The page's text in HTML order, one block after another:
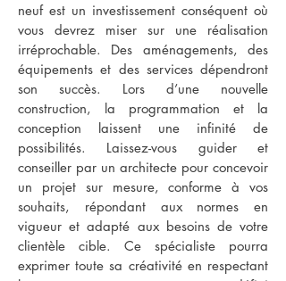
neuf est un investissement conséquent où
vous devrez miser sur une réalisation
irréprochable. Des aménagements, des
équipements et des services dépendront
son succès. Lors d’une nouvelle
construction, la programmation et la
conception laissent une infinité de
possibilités. Laissez-vous guider et
conseiller par un architecte pour concevoir
un projet sur mesure, conforme à vos
souhaits, répondant aux normes en
vigueur et adapté aux besoins de votre
clientèle cible. Ce spécialiste pourra
exprimer toute sa créativité en respectant